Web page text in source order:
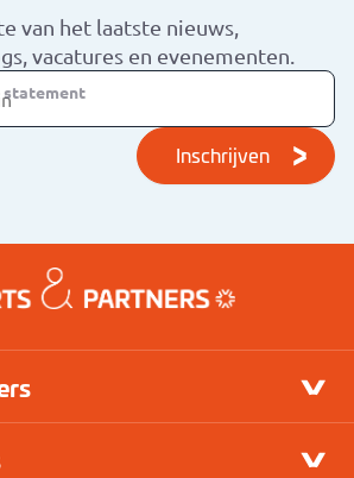
van het laatste nieuws,
vacatures en evenementen.
Inschrijven
statement